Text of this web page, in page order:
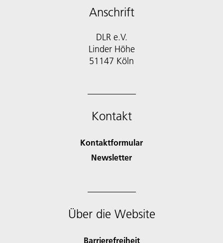
Anschrift
DLR e.V.
Linder Höhe
51147 Köln
Kontakt
Kontaktformular
Newsletter
Über die Website
Barrierefreiheit